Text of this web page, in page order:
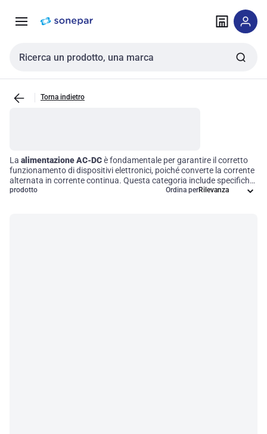
navigazione alla
Cerca input
Torna indietro
La alimentazione AC-DCè fondamentale per garantire il corretto
funzionamento di dispositivi elettronici, poiché converte la corrente
alternata in corrente continua. Questa categoria include specifiche
diverse, come tensione di uscita, valori di corrente ed efficienza, che
prodotto Ordina per